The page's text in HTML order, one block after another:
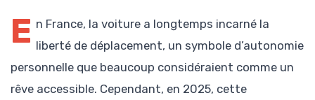
E n France, la voiture a longtemps incarné la
liberté de déplacement, un symbole d’autonomie
personnelle que beaucoup considéraient comme un
rêve accessible. Cependant, en 2025, cette